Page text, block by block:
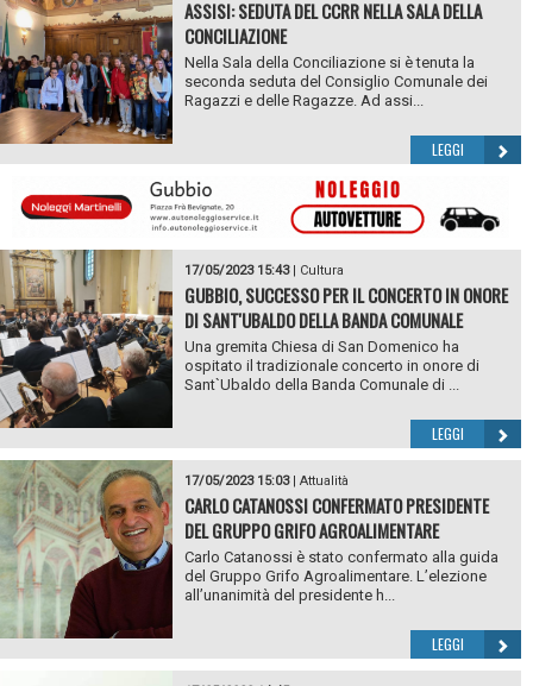
ASSISI: SEDUTA DEL CCRR NELLA SALA DELLA
CONCILIAZIONE
Nella Sala della Conciliazione si è tenuta la
seconda seduta del Consiglio Comunale dei
Ragazzi e delle Ragazze. Ad assi...
LEGGI
17/05/2023 15:43| Cultura
GUBBIO, SUCCESSO PER IL CONCERTO IN ONORE
DI SANT'UBALDO DELLA BANDA COMUNALE
Una gremita Chiesa di San Domenico ha
ospitato il tradizionale concerto in onore di
Sant`Ubaldo della Banda Comunale di ...
LEGGI
17/05/2023 15:03| Attualità
CARLO CATANOSSI CONFERMATO PRESIDENTE
DEL GRUPPO GRIFO AGROALIMENTARE
Carlo Catanossi è stato confermato alla guida
del Gruppo Grifo Agroalimentare. L’elezione
all’unanimità del presidente h...
LEGGI